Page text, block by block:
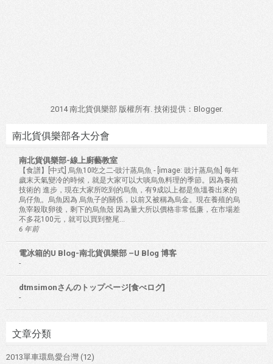
2014 南北貨俱樂部 版權所有. 技術提供： Blogger.
南北貨俱樂部各大分會
南北貨俱樂部-線上廚藝教室
【食譜】[中式] 烏魚10吃之二-豉汁蒸烏魚 - [image: 豉汁蒸烏魚] 每年
歲末天氣變冷的時候，就是大家可以大啖烏魚料理的季節。因為養殖
技術的 進步，現在大家所吃到的烏魚，有9成以上都是魚塭養出來的
烏仔魚。烏魚因為 烏魚子的關係，以前又被稱為烏金。現在養殖的烏
魚宰殺取卵後，剩下的烏魚殼 因為量大所以價格非常低廉，在市場差
不多花100元，就可以買到整尾...
6 年前
電冰箱的U Blog-南北貨俱樂部 –U Blog 博客
-
dtmsimonさんのトップページ[食べログ]
-
文章分類
2013單車環島愛台灣 (12)